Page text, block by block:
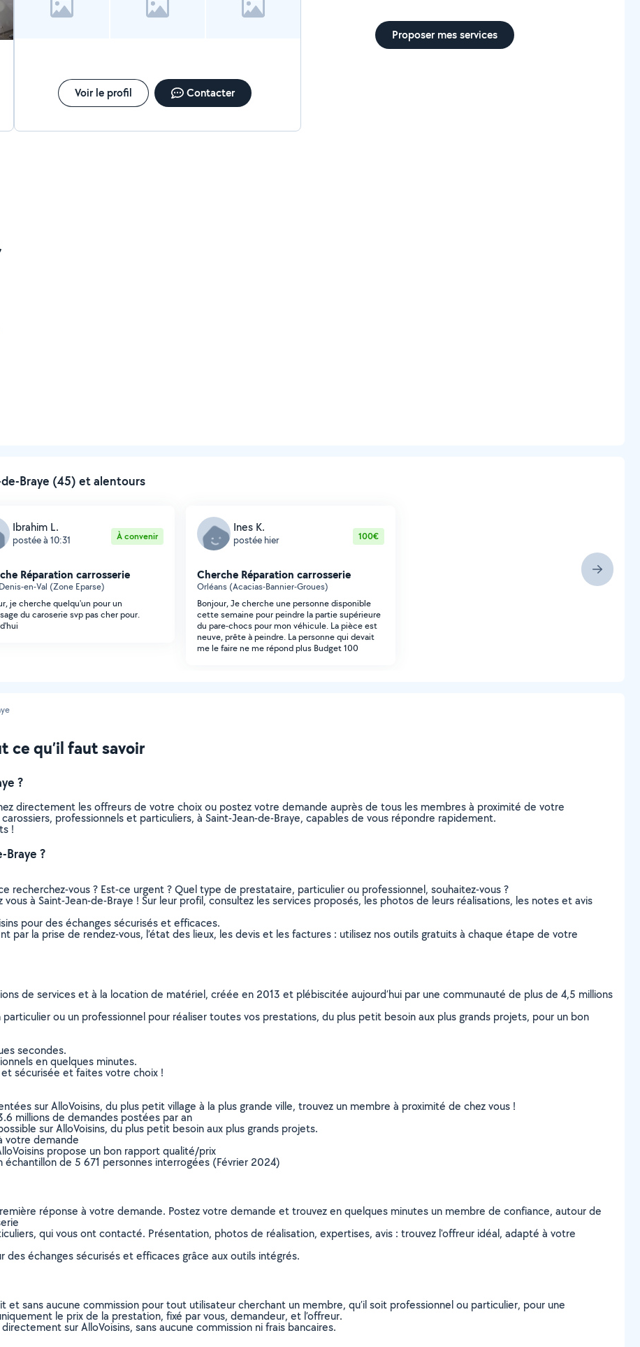
Voir le profil Contacter
Proposer mes services
Braye (45) et alentours
Ibrahim L.
postée à 10:31 À convenir
Réparation carrosserie
en-Val (Zone Eparse)
je cherche quelqu'un pour un
du caroserie svp pas cher pour.
Ines K.
postée hier 100€
Cherche Réparation carrosserie
Orléans (Acacias-Bannier-Groues)
Bonjour, Je cherche une personne disponible
cette semaine pour peindre la partie supérieure
du pare-chocs pour mon véhicule. La pièce est
neuve, prête à peindre. La personne qui devait
me le faire ne me répond plus Budget 100
ce qu’il faut savoir
?
directement les offreurs de votre choix ou postez votre demande auprès de tous les membres à proximité de votre
professionnels et particuliers, à Saint-Jean-de-Braye, capables de vous répondre rapidement.
!
Braye ?
recherchez-vous ? Est-ce urgent ? Quel type de prestataire, particulier ou professionnel, souhaitez-vous ?
à Saint-Jean-de-Braye ! Sur leur profil, consultez les services proposés, les photos de leurs réalisations, les notes et avis
pour des échanges sécurisés et efficaces.
par la prise de rendez-vous, l’état des lieux, les devis et les factures : utilisez nos outils gratuits à chaque étape de votre
de services et à la location de matériel, créée en 2013 et plébiscitée aujourd’hui par une communauté de plus de 4,5 millions
ou un professionnel pour réaliser toutes vos prestations, du plus petit besoin aux plus grands projets, pour un bon
secondes.
en quelques minutes.
sécurisée et faites votre choix !
sur AlloVoisins, du plus petit village à la plus grande ville, trouvez un membre à proximité de chez vous !
millions de demandes postées par an
sur AlloVoisins, du plus petit besoin aux plus grands projets.
votre demande
propose un bon rapport qualité/prix
échantillon de 5 671 personnes interrogées (Février 2024)
réponse à votre demande. Postez votre demande et trouvez en quelques minutes un membre de confiance, autour de
qui vous ont contacté. Présentation, photos de réalisation, expertises, avis : trouvez l'offreur idéal, adapté à votre
des échanges sécurisés et efficaces grâce aux outils intégrés.
sans aucune commission pour tout utilisateur cherchant un membre, qu’il soit professionnel ou particulier, pour une
le prix de la prestation, fixé par vous, demandeur, et l’offreur.
sur AlloVoisins, sans aucune commission ni frais bancaires.